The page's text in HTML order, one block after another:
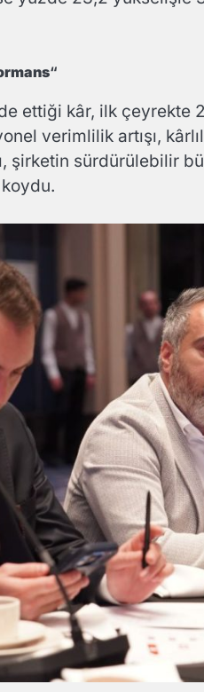
“
ettiği kâr, ilk çeyrekte
verimlilik artışı,
şirketin sürdürülebilir